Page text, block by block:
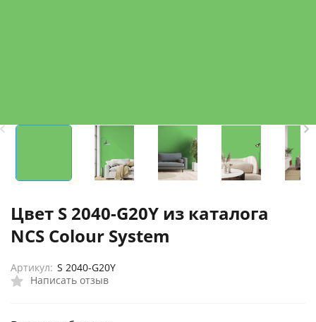
Цвет S 2040-G20Y из каталога
NCS Colour System
Написать отзыв
Артикул: S 2040-G20Y